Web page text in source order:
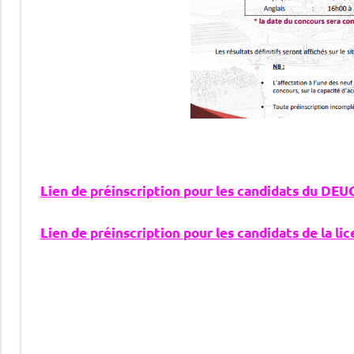
Lien de préinscription pour les candidats du
Lien de préinscription pour les candidats de la